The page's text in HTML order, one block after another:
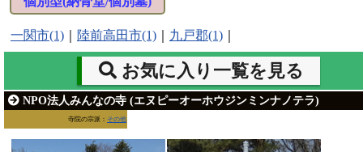
一関市(1) 陸前高田市(1) 九戸郡(1)
お気に入り一覧を見る
NPO法人みんなの寺 (エヌピーオーホウジンミンナノテラ)
寺院の宗派： その他